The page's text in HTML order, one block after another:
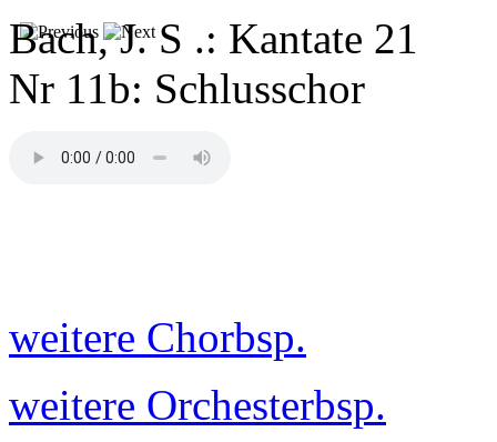
Bach, J. S .: Kantate 21
Nr 11b: Schlusschor
weitere Chorbsp.
weitere Orchesterbsp.